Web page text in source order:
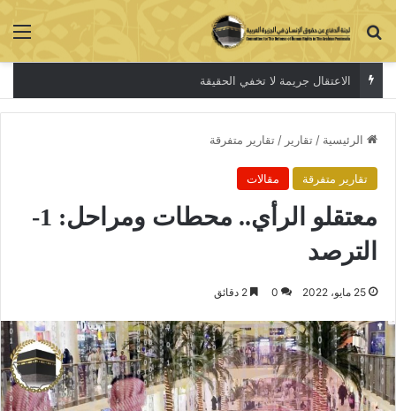
بحث عن
الاعتقال جريمة لا تخفي الحقيقة
الرئيسية / تقارير / تقارير متفرقة
تقارير متفرقة مقالات
معتقلو الرأي.. محطات ومراحل: 1-
الترصد
25 مايو، 2022 0